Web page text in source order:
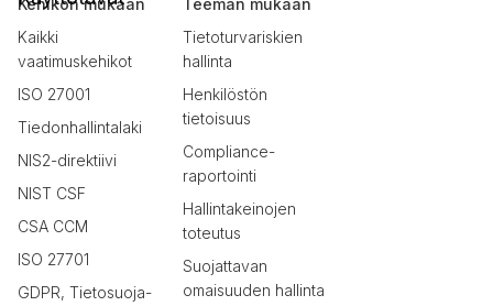
Kehikon mukaan
Kaikki
vaatimuskehikot
ISO 27001
Tiedonhallintalaki
NIS2-direktiivi
NIST CSF
CSA CCM
ISO 27701
GDPR, Tietosuoja-
Teeman mukaan
Tietoturvariskien
hallinta
Henkilöstön
tietoisuus
Compliance-
raportointi
Hallintakeinojen
toteutus
Suojattavan
omaisuuden hallinta